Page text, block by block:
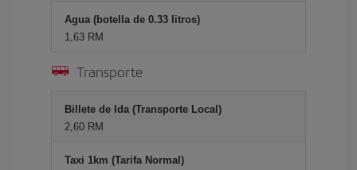
Agua (botella de 0.33 litros)
1,63 RM
Transporte
Billete de Ida (Transporte Local)
2,60 RM
Taxi 1km (Tarifa Normal)